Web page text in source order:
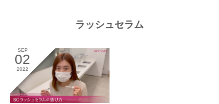
ラッシュセラム
SEP
02
2022